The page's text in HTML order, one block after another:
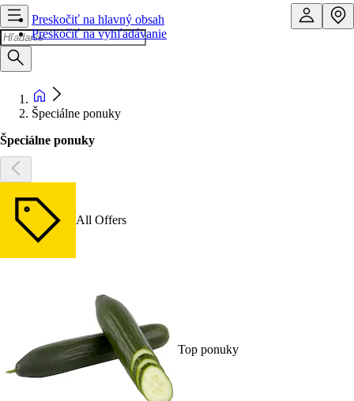
Preskočiť na hlavný obsah
Preskočiť na vyhľadávanie
Špeciálne ponuky
Špeciálne ponuky
All Offers
Top ponuky